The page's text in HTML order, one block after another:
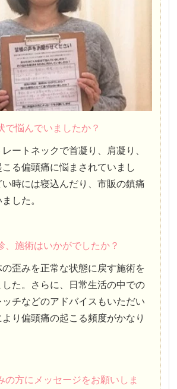
悩んでいましたか？
ートネックで首凝り、肩凝り、
る偏頭痛に悩まされていまし
時には寝込んだり、市販の鎮痛
した。
施術はいかがでしたか？
歪みを正常な状態に戻す施術を
した。さらに、日常生活の中での
チなどのアドバイスもいただい
り偏頭痛の起こる頻度がかなり
方にメッセージをお願いしま